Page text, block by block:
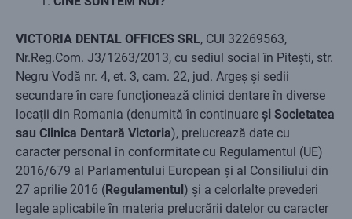
VICTORIA DENTAL OFFICES SRL, CUI 32269563,
Nr.Reg.Com. J3/1263/2013, cu sediul social în Pitești, str.
Negru Vodă nr. 4, et. 3, cam. 22, jud. Argeș și sedii
secundare în care funcționează clinici dentare în diverse
locații din Romania (denumită în continuare și Societatea
sau Clinica Dentară Victoria), prelucrează date cu
caracter personal în conformitate cu Regulamentul (UE)
2016/679 al Parlamentului European și al Consiliului din
27 aprilie 2016 (Regulamentul) și a celorlalte prevederi
legale aplicabile în materia prelucrării datelor cu caracter